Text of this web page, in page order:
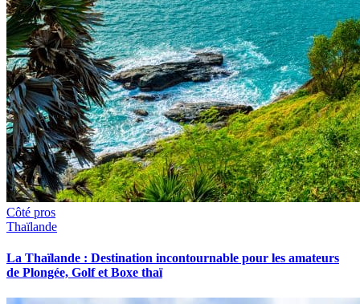
Côté pros
Thaïlande
La Thaïlande : Destination incontournable pour les amateurs
de Plongée, Golf et Boxe thaï